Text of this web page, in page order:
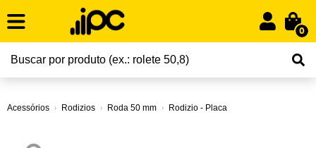
0
Acessórios Rodizios Roda 50 mm Rodizio - Placa